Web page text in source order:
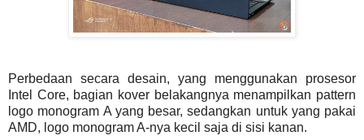
Perbedaan secara desain, yang menggunakan prosesor
Intel Core, bagian kover belakangnya menampilkan pattern
logo monogram A yang besar, sedangkan untuk yang pakai
AMD, logo monogram A-nya kecil saja di sisi kanan.